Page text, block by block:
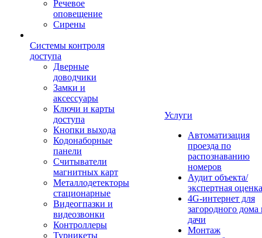
Речевое
оповещение
Сирены
Системы контроля
доступа
Дверные
доводчики
Замки и
аксессуары
Ключи и карты
доступа
Кнопки выхода
Кодонаборные
панели
Считыватели
магнитных карт
Металлодетекторы
стационарные
Видеогпазки и
видеозвонки
Контроллеры
Турникеты
Услуги
Автоматизация
проезда по
распознаванию
номеров
Аудит объекта/
экспертная оценка
4G-интернет для
загородного дома
дачи
Монтаж